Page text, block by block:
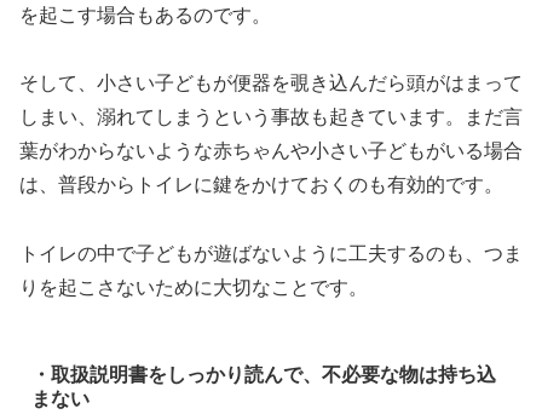
を起こす場合もあるのです。
そして、小さい子どもが便器を覗き込んだら頭がはまって
しまい、溺れてしまうという事故も起きています。まだ言
葉がわからないような赤ちゃんや小さい子どもがいる場合
は、普段からトイレに鍵をかけておくのも有効的です。
トイレの中で子どもが遊ばないように工夫するのも、つま
りを起こさないために大切なことです。
・取扱説明書をしっかり読んで、不必要な物は持ち込
まない